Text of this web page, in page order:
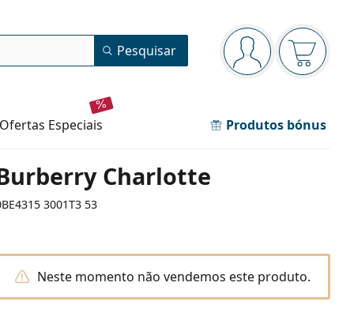
Painel de navegação
está conectado
O cesto
Pesquisar
ofertas especiais Produtos bónus
Charlotte
3001T3 53
Neste momento não vendemos este produto.